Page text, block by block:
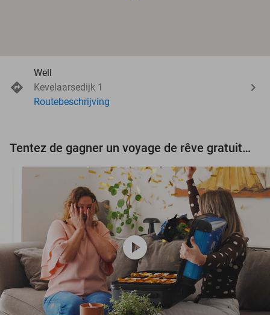
Well
Kevelaarsedijk 1
Routebeschrijving
Tentez de gagner un voyage de rêve gratuit d'une valeur de 3.000 € !
play_circle